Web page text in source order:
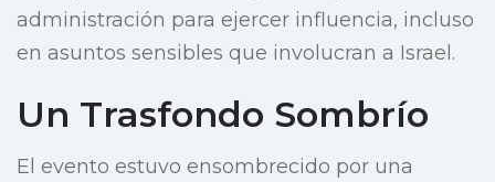
administración para ejercer influencia, incluso
en asuntos sensibles que involucran a Israel.
Un Trasfondo Sombrío
El evento estuvo ensombrecido por una